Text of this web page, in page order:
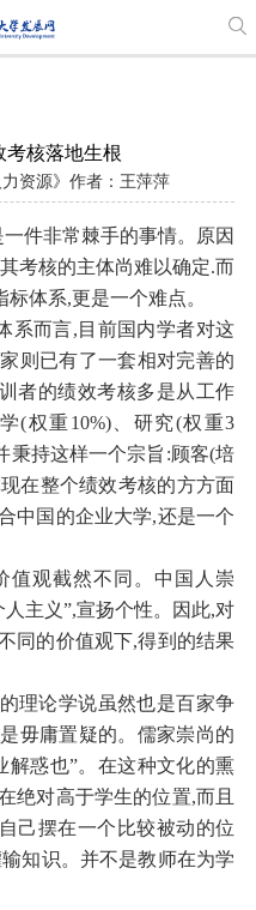
考核落地生根
资源》作者：王萍萍
件非常棘手的事情。原因
考核的主体尚难以确定.而
体系,更是一个难点。
系而言,目前国内学者对这
则已有了一套相对完善的
者的绩效考核多是从工作
(权重10%)、研究(权重3
秉持这样一个宗旨:顾客(培
在整个绩效考核的方方面
中国的企业大学,还是一个
值观截然不同。中国人崇
主义”,宣扬个性。因此,对
同的价值观下,得到的结果
理论学说虽然也是百家争
毋庸置疑的。儒家崇尚的
解惑也”。在这种文化的熏
绝对高于学生的位置,而且
己摆在一个比较被动的位
知识。并不是教师在为学